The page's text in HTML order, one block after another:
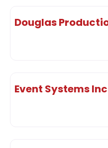
Douglas
Event Systems Inc